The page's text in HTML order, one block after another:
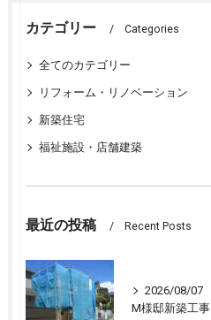
カテゴリー Categories
全てのカテゴリー
リフォーム・リノベーション
新築住宅
福祉施設・店舗建築
最近の投稿 Recent Posts
2026/08/07
M様邸新築工事